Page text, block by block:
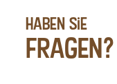
haben sie
fragen?